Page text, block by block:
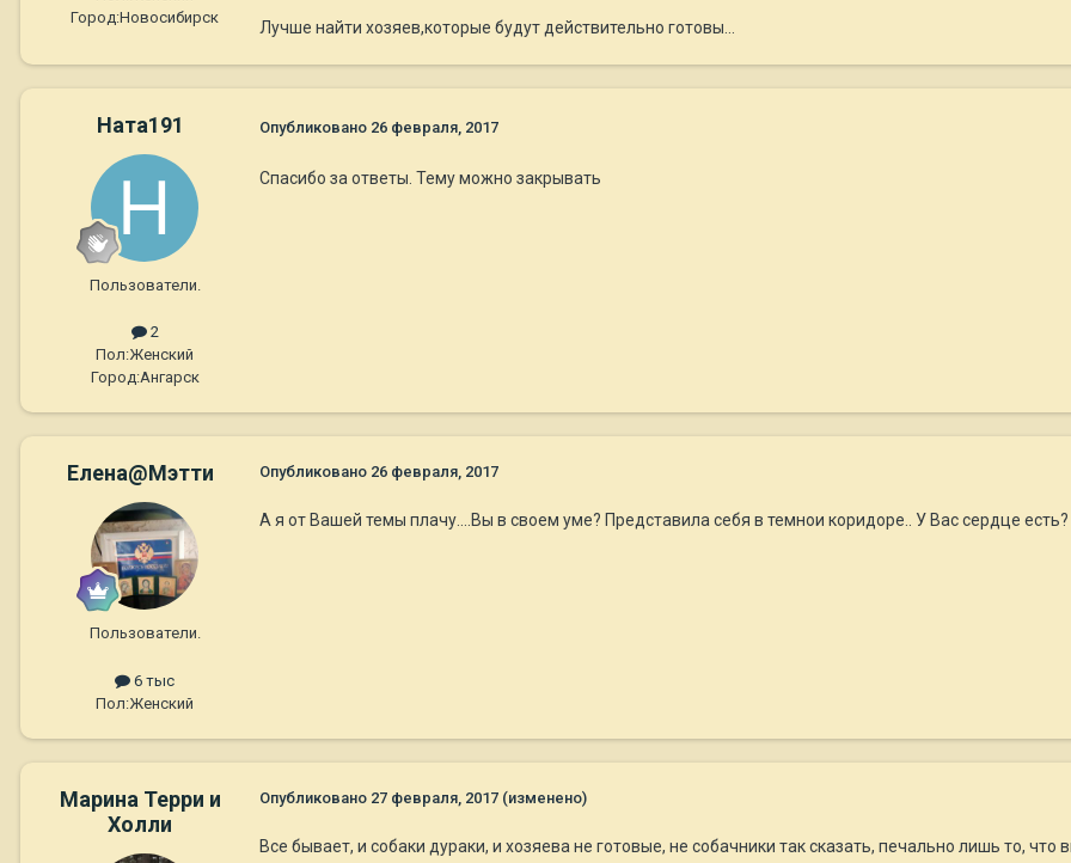
Город:Новосибирск
Лучше найти хозяев,которые будут действительно готовы...
Ната191
Пользователи.
2
Пол:Женский
Город:Ангарск
Опубликовано 26 февраля, 2017
Спасибо за ответы. Тему можно закрывать
Елена@Мэтти
Пользователи.
6 тыс
Пол:Женский
Опубликовано 26 февраля, 2017
А я от Вашей темы плачу....Вы в своем уме? Представила себя в темнои коридоре.. У Вас сердце есть?
Марина Терри и
Холли
Опубликовано 27 февраля, 2017 (изменено)
Все бывает, и собаки дураки, и хозяева не готовые, не собачники так сказать, печально лишь то,